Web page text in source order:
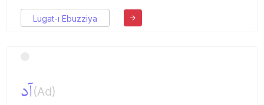
Lugat-ı Ebuzziya
آد(Ad)